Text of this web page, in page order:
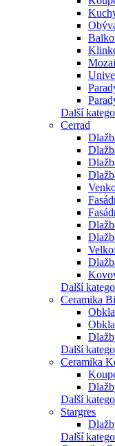
Další
Cerrad
Další
Ceramika
Další
Ceramika
Další
Stargres
Další